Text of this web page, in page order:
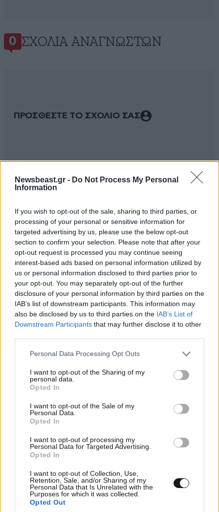
Newsbeast.gr - Do Not Process My Personal
Information
If you wish to opt-out of the sale, sharing to third parties, or
processing of your personal or sensitive information for
targeted advertising by us, please use the below opt-out
section to confirm your selection. Please note that after your
opt-out request is processed you may continue seeing
interest-based ads based on personal information utilized by
us or personal information disclosed to third parties prior to
your opt-out. You may separately opt-out of the further
disclosure of your personal information by third parties on the
IAB’s list of downstream participants. This information may
also be disclosed by us to third parties on the IAB’s List of
Downstream Participants that may further disclose it to other
Please note that this website/app uses one or more Google
not limited to your visit or usage behaviour. You may click to
grant or deny consent to Google and its third-party tags to
use your data for below specified purposes in below Google
consent section.
Personal Data Processing Opt Outs
I want to opt-out of the Sharing of my
personal data.
Opted In
I want to opt-out of the Sale of my
Personal Data.
Opted In
I want to opt-out of processing my
Personal Data for Targeted Advertising.
Opted In
I want to opt-out of Collection, Use,
Retention, Sale, and/or Sharing of my
Personal Data that Is Unrelated with the
Purposes for which it was collected.
Opted Out
0 ΣΧΌΛΙΑ ΑΝΑΓΝΩΣΤΏΝ
ΠΡΟΣΘΕΣΤΕ ΤΟ ΣΧΟΛΙΟ ΣΑΣ
Xαρακτήρες: 0/1000
Διαβάστε και ακολουθήστε τους κανόνες σχολιασμού
ΠΡΟΣΘΗΚΗ
TRENDING
ΕΛΛΑΔΑ10·08·2026 00:07
Σαν σήμερα 10 Αυγούστου: Η Ελλάδα αγγίζει